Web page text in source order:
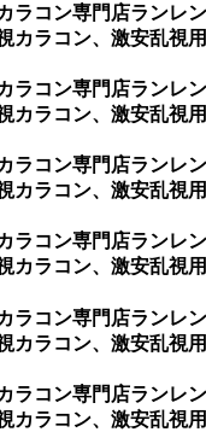
コン専門店ランレ
カラコン、激安乱
コン専門店ランレ
カラコン、激安乱視
コン専門店ランレ
カラコン、激安乱視
コン専門店ランレ
カラコン、激安乱視
コン専門店ランレ
カラコン、激安乱視
コン専門店ランレ
カラコン、激安乱視